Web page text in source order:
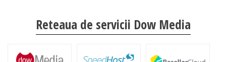
Reteaua de servicii Dow Media